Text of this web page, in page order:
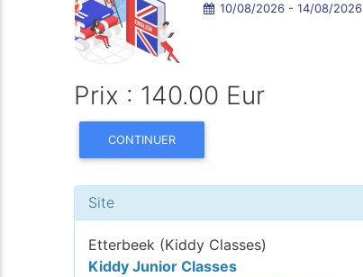
10/08/2026 - 14/08/2026
Prix : 140.00 Eur
CONTINUER
Site
Etterbeek (Kiddy Classes)
Kiddy Junior Classes